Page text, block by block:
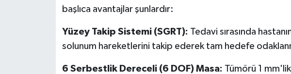
başlıca avantajlar şunlardır:
Yüzey Takip Sistemi (SGRT): Tedavi sırasında
solunum hareketlerini takip ederek tam hedefe
6 Serbestlik Dereceli (6 DOF) Masa: Tümörü 1